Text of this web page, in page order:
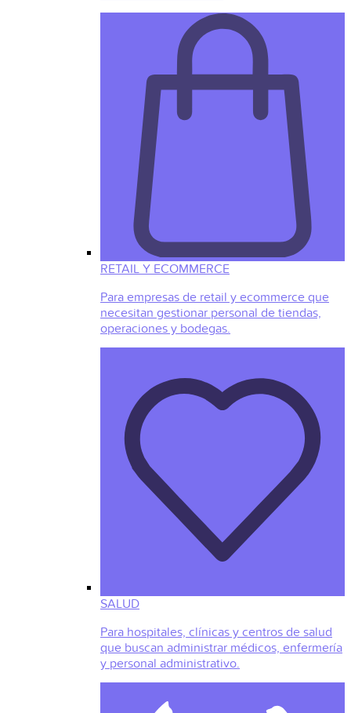
RETAIL Y ECOMMERCE
Para empresas de retail y ecommerce que
necesitan gestionar personal de tiendas,
operaciones y bodegas.
SALUD
Para hospitales, clínicas y centros de salud
que buscan administrar médicos, enfermería
y personal administrativo.